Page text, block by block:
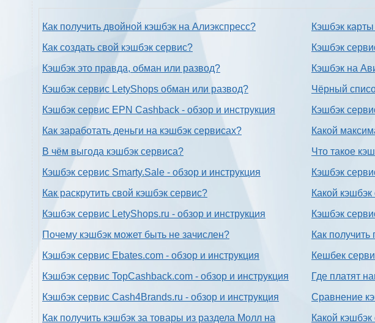
Как получить двойной кэшбэк на Алиэкспресс?
Как создать свой кэшбэк сервис?
Кэшбэк это правда, обман или развод?
Кэшбэк сервис LetyShops обман или развод?
Кэшбэк сервис EPN Cashback - обзор и инструкция
Как заработать деньги на кэшбэк сервисах?
В чём выгода кэшбэк сервиса?
Кэшбэк сервис Smarty.Sale - обзор и инструкция
Как раскрутить свой кэшбэк сервис?
Кэшбэк сервис LetyShops.ru - обзор и инструкция
Почему кэшбэк может быть не зачислен?
Кэшбэк сервис Ebates.com - обзор и инструкция
Кэшбэк сервис TopCashback.com - обзор и инструкция
Кэшбэк сервис Cash4Brands.ru - обзор и инструкция
Как получить кэшбэк за товары из раздела Молл на
Кэшбэк
Кэшбэк
Кэшбэк на
Чёрный
Кэшбэк
Какой
Что такое
Кэшбэк
Какой
Кэшбэк
Как
Кешбек
Где платят
Сравнение
Какой